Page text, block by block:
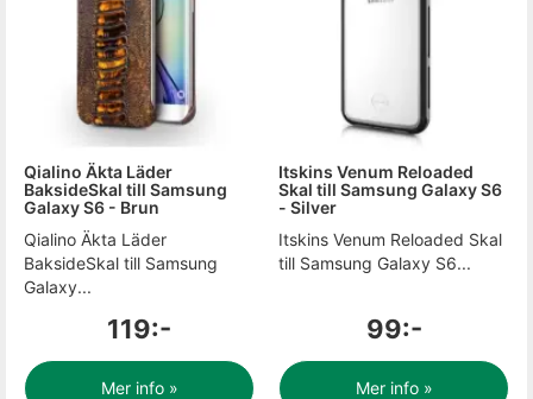
Qialino Äkta Läder
BaksideSkal till Samsung
Galaxy S6 - Brun
Qialino Äkta Läder
BaksideSkal till Samsung
Galaxy...
119:-
Mer info »
Itskins Venum Reloaded
Skal till Samsung Galaxy S6
- Silver
Itskins Venum Reloaded Skal
till Samsung Galaxy S6...
99:-
Mer info »